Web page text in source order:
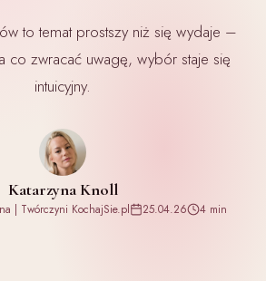
to temat prostszy niż się wydaje –
co zwracać uwagę, wybór staje się
intuicyjny.
Katarzyna Knoll
| Twórczyni KochajSie.pl 25.04.26 4 min